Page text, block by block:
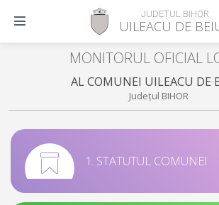
JUDEȚUL BIHOR
UILEACU DE
MONITORUL OFICIAL
AL COMUNEI UILEACU DE
Județul BIHOR
1. STATUTUL COMUNEI